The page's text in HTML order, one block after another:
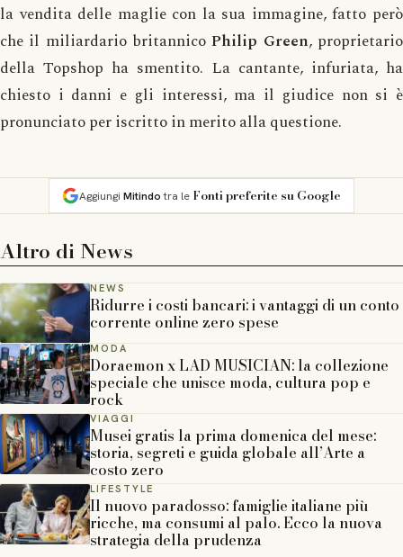
la vendita delle maglie con la sua immagine, fatto però
che il miliardario britannicoPhilip Green, proprietario
della Topshop ha smentito. La cantante, infuriata, ha
chiesto i danni e gli interessi, ma il giudice non si è
pronunciato per iscritto in merito alla questione.
Aggiungi Mitindotra le Fonti preferite su Google
Altro di News
NEWS
Ridurre i costi bancari: i vantaggi di un conto
corrente online zero spese
MODA
Doraemon x LAD MUSICIAN: la collezione
speciale che unisce moda, cultura pop e
rock
VIAGGI
Musei gratis la prima domenica del mese:
storia, segreti e guida globale all’Arte a
costo zero
LIFESTYLE
Il nuovo paradosso: famiglie italiane più
ricche, ma consumi al palo. Ecco la nuova
strategia della prudenza